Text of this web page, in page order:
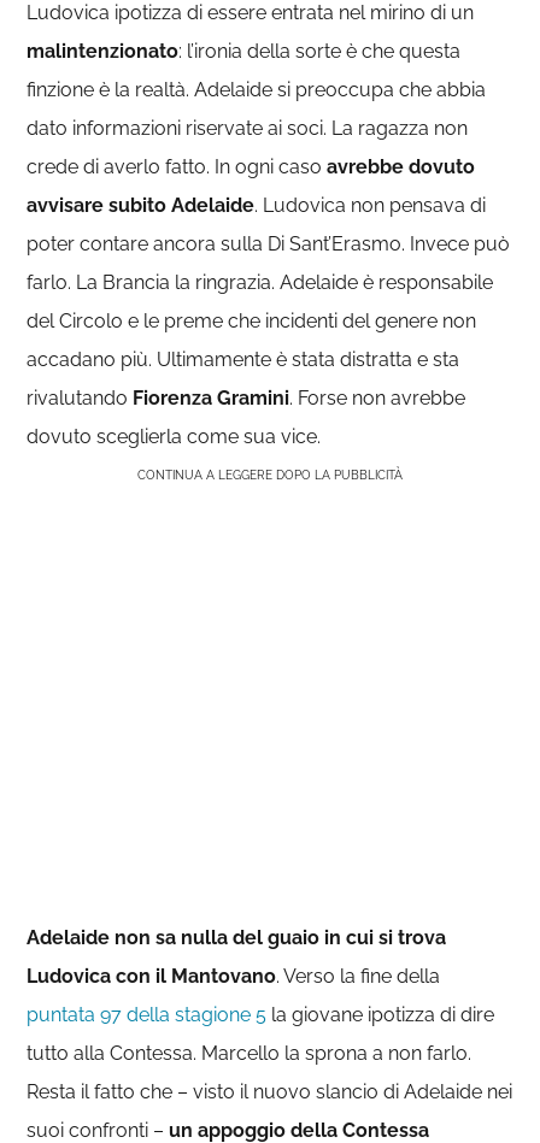
Ludovica ipotizza di essere entrata nel mirino di un
malintenzionato: l’ironia della sorte è che questa
finzione è la realtà. Adelaide si preoccupa che abbia
dato informazioni riservate ai soci. La ragazza non
crede di averlo fatto. In ogni casoavrebbe dovuto
avvisare subito Adelaide. Ludovica non pensava di
poter contare ancora sulla Di Sant’Erasmo. Invece può
farlo. La Brancia la ringrazia. Adelaide è responsabile
del Circolo e le preme che incidenti del genere non
accadano più. Ultimamente è stata distratta e sta
rivalutando Fiorenza Gramini. Forse non avrebbe
dovuto sceglierla come sua vice.
CONTINUA A LEGGERE DOPO LA PUBBLICITÀ
Adelaide non sa nulla del guaio in cui si trova
Ludovica con il Mantovano. Verso la fine della
puntata 97 della stagione 5 la giovane ipotizza di dire
tutto alla Contessa. Marcello la sprona a non farlo.
Resta il fatto che – visto il nuovo slancio di Adelaide nei
suoi confronti –un appoggio della Contessa